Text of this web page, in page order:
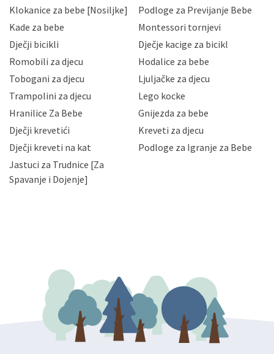
Hrvatske, a uvijek uz primjenu odgovarajućih tehničkih i
sigurnosnih mjera zaštite osobnih podataka od
neovlaštenog pristupa, zlouporabe, otkrivanja,
gubitka ili uništenja. Mae.hr štiti privatnost svojih
korisnika i posjetitelja web stranica, čuva povjerljivost
Vaših osobnih podataka te omogućava pristup i
priopćavanje osobnih podataka samo onim svojim
zaposlenicima kojima su isti potrebni radi provedbe
slučajevima koji su dozvoljeni zakonima. Napominjemo
da možete u svako doba, u potpunosti ili djelomice,
zatražiti prestanak aktivnosti obrade Vaših osobnih
podataka. Opoziv privole možete podnijeti poštom na
gore navedenu adresu ili e-mailom na adresu:
Klokanice za bebe [Nosiljke]
Podloge za Previjanje Bebe
Kade za bebe
Montessori tornjevi
Dječji bicikli
Dječje kacige za bicikl
Romobili za djecu
Hodalice za bebe
Tobogani za djecu
Ljuljačke za djecu
Trampolini za djecu
Lego kocke
Hranilice Za Bebe
Gnijezda za bebe
Dječji krevetići
Kreveti za djecu
Dječji kreveti na kat
Podloge za Igranje za Bebe
Jastuci za Trudnice [Za
Spavanje i Dojenje]